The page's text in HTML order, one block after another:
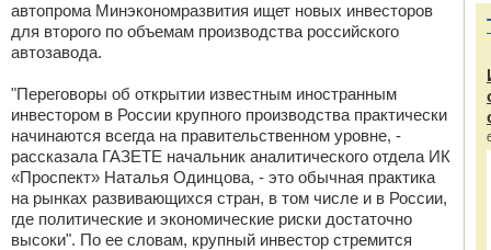
автопрома Минэкономразвития ищет новых инвесторов
для второго по объемам производства российского
автозавода.
"Переговоры об открытии известным иностранным
инвестором в России крупного производства практически
начинаются всегда на правительственном уровне, -
рассказала ГАЗЕТЕ начальник аналитического отдела ИК
«Проспект» Наталья Одинцова, - это обычная практика
на рынках развивающихся стран, в том числе и в России,
где политические и экономические риски достаточно
высоки". По ее словам, крупный инвестор стремится